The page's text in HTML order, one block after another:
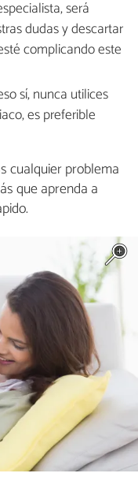
será
dudas y descartar
complicando este
sí, nunca utilices
es preferible
cualquier problema
que aprenda a